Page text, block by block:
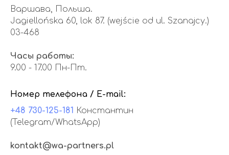
Варшава, Польша.
Jagiellońska 60, lok 87. (wejście od ul. Szanajcy.)
03-468
Часы работы:
9.00 - 17.00 Пн-Пт.
Номер телефона / E-mail:
+48 730-125-181 Константин
(Telegram/WhatsApp)
kontakt@wa-partners.pl